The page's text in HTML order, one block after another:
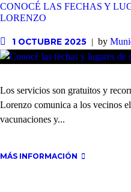
CONOCÉ LAS FECHAS Y
LORENZO
1 OCTUBRE 2025 by
Los servicios son gratuitos y
Lorenzo comunica a los vecinos
vacunaciones y...
MÁS INFORMACIÓN